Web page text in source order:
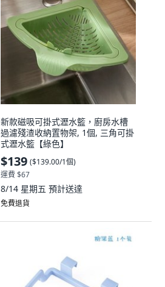
新款磁吸可掛式瀝水籃，廚房水槽
過濾殘渣收納置物架, 1個, 三角可掛
式瀝水籃【綠色】
$139 ($139.00/1個)
運費 $67
8/14 星期五 預計送達
免費退貨